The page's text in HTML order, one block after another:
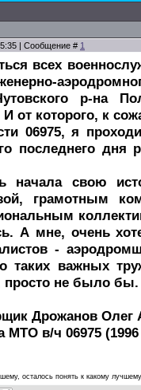
| Сообщение # 1
всех
р-на
от которого, к
06975, я
последнего дня
начала свою
грамотным
А мне, очень
-
таких важных
не было бы.
Дрожанов Олег
МТО в/ч 06975 (1996
осталось понять к какому